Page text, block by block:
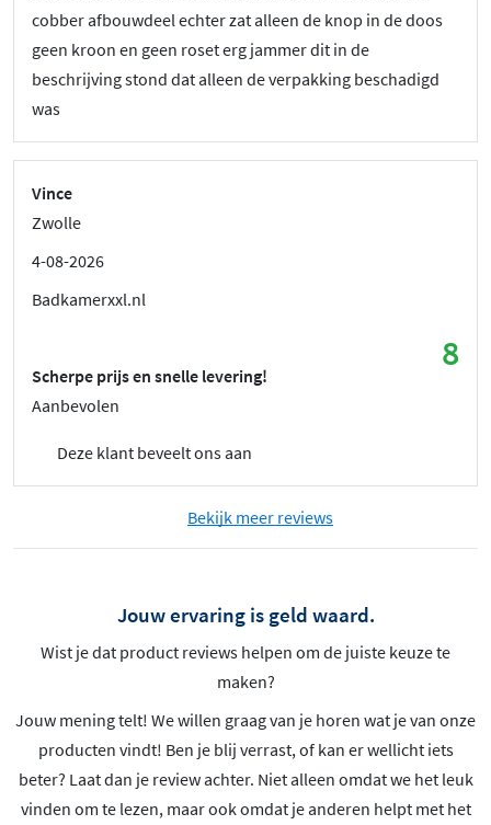
cobber afbouwdeel echter zat alleen de knop in de doos
geen kroon en geen roset erg jammer dit in de
beschrijving stond dat alleen de verpakking beschadigd
was
Vince
Zwolle
4-08-2026
Badkamerxxl.nl
8
Scherpe prijs en snelle levering!
Aanbevolen
Deze klant beveelt ons aan
Bekijk meer reviews
Jouw ervaring is geld waard.
Wist je dat product reviews helpen om de juiste keuze te
maken?
Jouw mening telt! We willen graag van je horen wat je van onze
producten vindt! Ben je blij verrast, of kan er wellicht iets
beter? Laat dan je review achter. Niet alleen omdat we het leuk
vinden om te lezen, maar ook omdat je anderen helpt met het